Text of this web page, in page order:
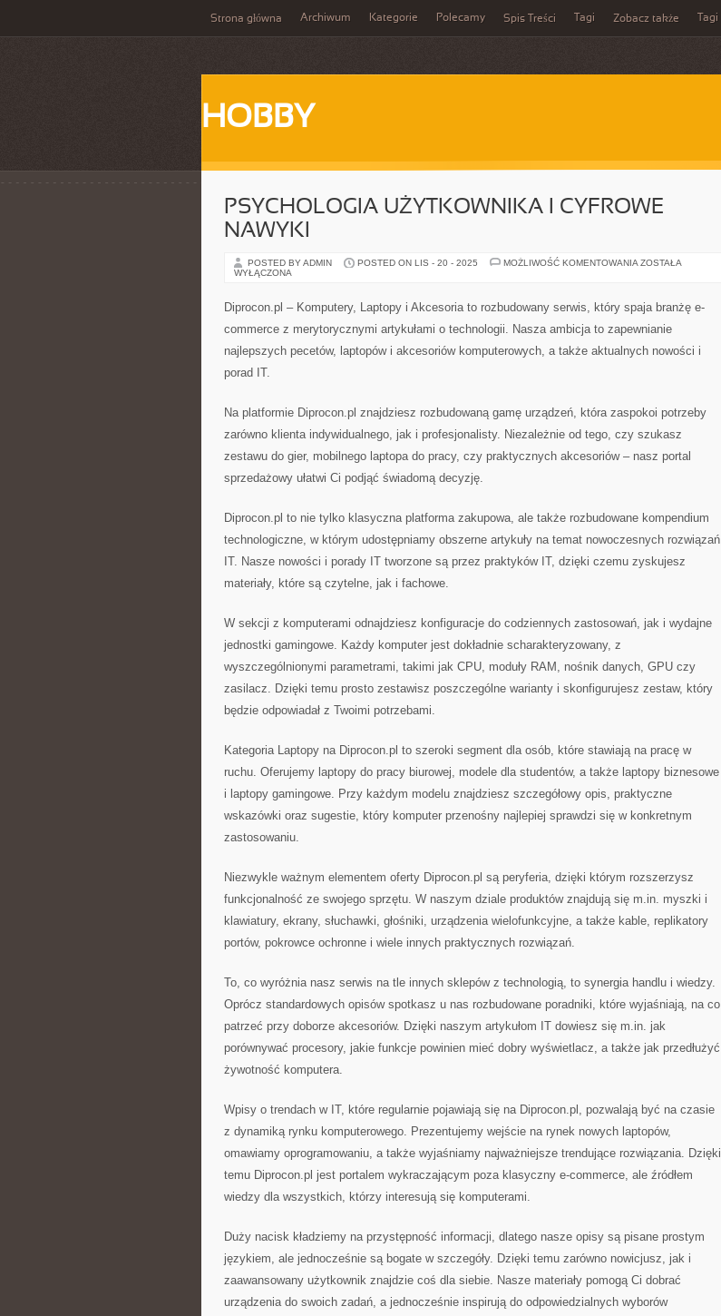
Strona główna Archiwum Kategorie Polecamy Spis Treści Tagi Zobacz także Tagi
HOBBY
PSYCHOLOGIA UŻYTKOWNIKA I CYFROWE
NAWYKI
POSTED BY ADMIN POSTED ON LIS - 20 - 2025 MOŻLIWOŚĆ KOMENTOWANIA PSYCHOLOGIA
NAWYKI
ZOSTAŁA
WYŁĄCZONA
Diprocon.pl – Komputery, Laptopy i Akcesoria to rozbudowany serwis, który spaja branżę e-
commerce z merytorycznymi artykułami o technologii. Nasza ambicja to zapewnianie
najlepszych pecetów, laptopów i akcesoriów komputerowych, a także aktualnych nowości i
porad IT.
Na platformie Diprocon.pl znajdziesz rozbudowaną gamę urządzeń, która zaspokoi potrzeby
zarówno klienta indywidualnego, jak i profesjonalisty. Niezależnie od tego, czy szukasz
zestawu do gier, mobilnego laptopa do pracy, czy praktycznych akcesoriów – nasz portal
sprzedażowy ułatwi Ci podjąć świadomą decyzję.
Diprocon.pl to nie tylko klasyczna platforma zakupowa, ale także rozbudowane kompendium
technologiczne, w którym udostępniamy obszerne artykuły na temat nowoczesnych rozwiązań
IT. Nasze nowości i porady IT tworzone są przez praktyków IT, dzięki czemu zyskujesz
materiały, które są czytelne, jak i fachowe.
W sekcji z komputerami odnajdziesz konfiguracje do codziennych zastosowań, jak i wydajne
jednostki gamingowe. Każdy komputer jest dokładnie scharakteryzowany, z
wyszczególnionymi parametrami, takimi jak CPU, moduły RAM, nośnik danych, GPU czy
zasilacz. Dzięki temu prosto zestawisz poszczególne warianty i skonfigurujesz zestaw, który
będzie odpowiadał z Twoimi potrzebami.
Kategoria Laptopy na Diprocon.pl to szeroki segment dla osób, które stawiają na pracę w
ruchu. Oferujemy laptopy do pracy biurowej, modele dla studentów, a także laptopy biznesowe
i laptopy gamingowe. Przy każdym modelu znajdziesz szczegółowy opis, praktyczne
wskazówki oraz sugestie, który komputer przenośny najlepiej sprawdzi się w konkretnym
zastosowaniu.
Niezwykle ważnym elementem oferty Diprocon.pl są peryferia, dzięki którym rozszerzysz
funkcjonalność ze swojego sprzętu. W naszym dziale produktów znajdują się m.in. myszki i
klawiatury, ekrany, słuchawki, głośniki, urządzenia wielofunkcyjne, a także kable, replikatory
portów, pokrowce ochronne i wiele innych praktycznych rozwiązań.
To, co wyróżnia nasz serwis na tle innych sklepów z technologią, to synergia handlu i wiedzy.
Oprócz standardowych opisów spotkasz u nas rozbudowane poradniki, które wyjaśniają, na co
patrzeć przy doborze akcesoriów. Dzięki naszym artykułom IT dowiesz się m.in. jak
porównywać procesory, jakie funkcje powinien mieć dobry wyświetlacz, a także jak przedłużyć
żywotność komputera.
Wpisy o trendach w IT, które regularnie pojawiają się na Diprocon.pl, pozwalają być na czasie
z dynamiką rynku komputerowego. Prezentujemy wejście na rynek nowych laptopów,
omawiamy oprogramowaniu, a także wyjaśniamy najważniejsze trendujące rozwiązania. Dzięki
temu Diprocon.pl jest portalem wykraczającym poza klasyczny e-commerce, ale źródłem
wiedzy dla wszystkich, którzy interesują się komputerami.
Duży nacisk kładziemy na przystępność informacji, dlatego nasze opisy są pisane prostym
językiem, ale jednocześnie są bogate w szczegóły. Dzięki temu zarówno nowicjusz, jak i
zaawansowany użytkownik znajdzie coś dla siebie. Nasze materiały pomogą Ci dobrać
urządzenia do swoich zadań, a jednocześnie inspirują do odpowiedzialnych wyborów